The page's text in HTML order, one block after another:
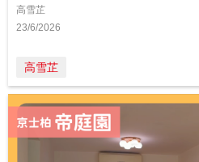
高雪芷
23/6/2026
高雪芷